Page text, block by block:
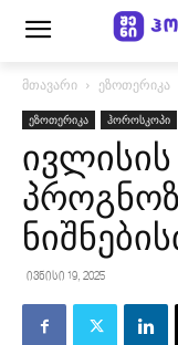
მთავარი ეზოთერიკა
ეზოთერიკა ჰოროსკოპი
ივნისი 19, 2025